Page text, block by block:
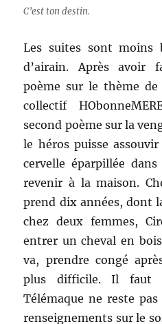
C’est ton destin.
Les suites sont moins
d’airain. Après avoir
poème sur le thème
collectif
second poème sur la
le héros puisse
cervelle éparpillée
revenir à la maison.
prend dix années, dont
chez deux femmes,
entrer un cheval en
va, prendre congé
plus difficile. Il faut
Télémaque ne reste
renseignements sur le